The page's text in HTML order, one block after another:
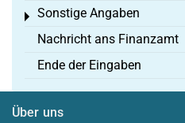
Sonstige Angaben
Toggle menu
Nachricht ans Finanzamt
Ende der Eingaben
Über uns